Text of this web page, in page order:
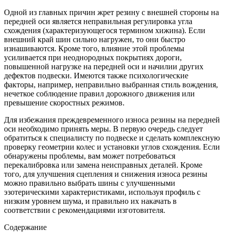
Одной из главных причин жрет резину с внешней стороны на
передней оси является неправильная регулировка угла
схождения (характеризующегося термином хижина). Если
внешний край шин сильно нагружен, то они быстро
изнашиваются. Кроме того, влияние этой проблемы
усиливается при неоднородных покрытиях дороги,
повышенной нагрузке на передней оси и начилии других
дефектов подвески. Имеются также психологические
факторы, например, неправильно выбранная стиль вождения,
нечеткое соблюдение правил дорожного движения или
превышение скоростных режимов.
Для избежания преждевременного износа резины на передней
оси необходимо принять меры. В первую очередь следует
обратиться к специалисту по подвеске и сделать комплексную
проверку геометрии колес и установки углов схождения. Если
обнаружены проблемы, вам может потребоваться
перекалибровка или замена неисправных деталей. Кроме
того, для улучшения сцепления и снижения износа резины
можно правильно выбрать шины с улучшенными
эзотерическими характеристиками, используя профиль с
низким уровнем шума, и правильно их накачать в
соответствии с рекомендациями изготовителя.
Содержание